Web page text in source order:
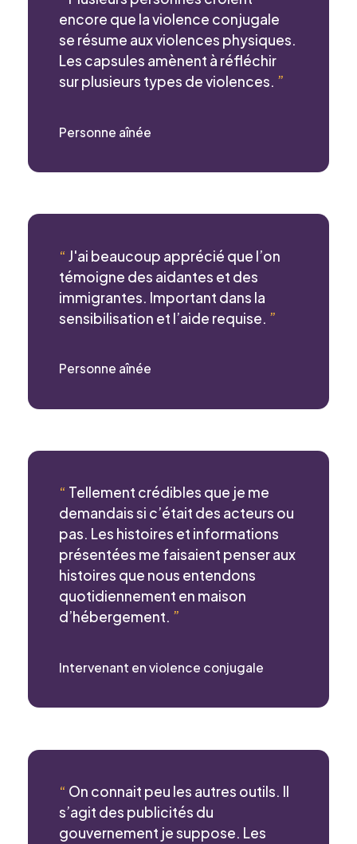
encore que la violence conjugale
se résume aux violences physiques.
Les capsules amènent à réfléchir
sur plusieurs types de violences. ”
Personne aînée
“ J'ai beaucoup apprécié que l’on
témoigne des aidantes et des
immigrantes. Important dans la
sensibilisation et l’aide requise. ”
Personne aînée
“ Tellement crédibles que je me
demandais si c’était des acteurs ou
pas. Les histoires et informations
présentées me faisaient penser aux
histoires que nous entendons
quotidiennement en maison
d’hébergement. ”
Intervenant en violence conjugale
“ On connait peu les autres outils. Il
s’agit des publicités du
gouvernement je suppose. Les
Courriel *
Telephone*
et j’accepte